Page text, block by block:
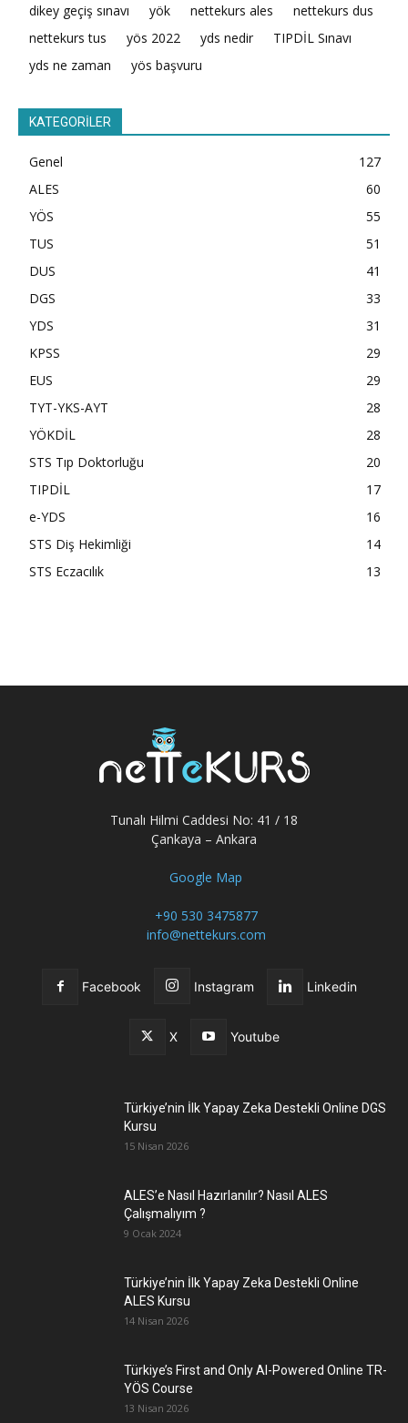
dikey geçiş sınavı
yök nettekurs ales
nettekurs dus
nettekurs tus
yös 2022 yds nedir
TIPDİL Sınavı
yds ne zaman
yös başvuru
KATEGORİLER
Genel
127
ALES
60
YÖS
55
TUS
51
DUS
41
DGS
33
YDS
31
KPSS
29
EUS
29
TYT-YKS-AYT
28
YÖKDİL
28
STS Tıp Doktorluğu
20
TIPDİL
17
e-YDS
16
STS Diş Hekimliği
14
STS Eczacılık
13
Tunalı Hilmi Caddesi No: 41 / 18
Çankaya – Ankara
Google Map
+90 530 3475877
info@nettekurs.com
Facebook Instagram Linkedin
X Youtube
Türkiye’nin İlk Yapay Zeka Destekli Online DGS
Kursu
15 Nisan 2026
ALES’e Nasıl Hazırlanılır? Nasıl ALES
Çalışmalıyım ?
9 Ocak 2024
Türkiye’nin İlk Yapay Zeka Destekli Online
ALES Kursu
14 Nisan 2026
Türkiye’s First and Only AI-Powered Online TR-
YÖS Course
13 Nisan 2026